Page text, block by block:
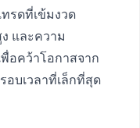
รดที่เข้มงวด
และความ
อคว้าโอกาสจาก
อบเวลาที่เล็กที่สุด